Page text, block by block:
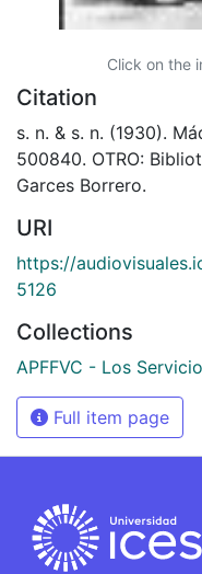
Click on the
Citation
s. n. & s. n. (1930).
500840. OTRO:
Garces Borrero.
URI
https://
5126
Collections
APFFVC - Los
Full item page